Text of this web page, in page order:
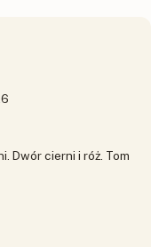
Dwór cierni i róż. Tom